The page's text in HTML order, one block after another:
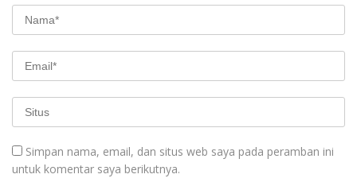
Simpan nama, email, dan situs web saya pada peramban ini
untuk komentar saya berikutnya.